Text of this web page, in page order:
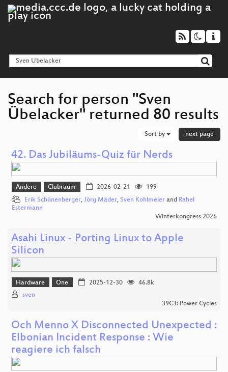
Search for person "Sven
Übelacker" returned 80 results
Sort by next page
42. Das Jubiläums-Quiz für Nerds
Andere Clubraum 2026-02-21
199
Erik Schönenberger, Jörg Mäder, Sven Kohlmeier and Rahel
Estermann
Winterkongress 2026
Asahi Linux - Porting Linux to Apple
Silicon
Hardware One 2025-12-30
46.8k
sven
39C3: Power Cycles
Och Menno X Disconnected Unexpected :
Elbonian Incident Response : Wie
reagiere ich falsch